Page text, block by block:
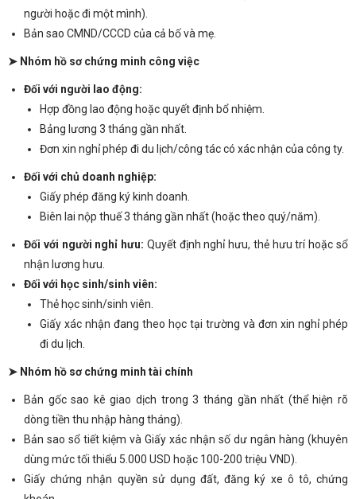
người hoặc đi một mình).
Bản sao CMND/CCCD của cả bố và mẹ.
➤ Nhóm hồ sơ chứng minh công việc
Đối với người lao động:
Hợp đồng lao động hoặc quyết định bổ nhiệm.
Bảng lương 3 tháng gần nhất.
Đơn xin nghỉ phép đi du lịch/công tác có xác nhận của công ty.
Đối với chủ doanh nghiệp:
Giấy phép đăng ký kinh doanh.
Biên lai nộp thuế 3 tháng gần nhất (hoặc theo quý/năm).
Đối với người nghỉ hưu: Quyết định nghỉ hưu, thẻ hưu trí hoặc sổ
nhận lương hưu.
Đối với học sinh/sinh viên:
Thẻ học sinh/sinh viên.
Giấy xác nhận đang theo học tại trường và đơn xin nghỉ phép
đi du lịch.
➤ Nhóm hồ sơ chứng minh tài chính
Bản gốc sao kê giao dịch trong 3 tháng gần nhất (thể hiện rõ
dòng tiền thu nhập hàng tháng).
Bản sao sổ tiết kiệm và Giấy xác nhận số dư ngân hàng (khuyên
dùng mức tối thiểu 5.000 USD hoặc 100-200 triệu VND).
Giấy chứng nhận quyền sử dụng đất, đăng ký xe ô tô, chứng